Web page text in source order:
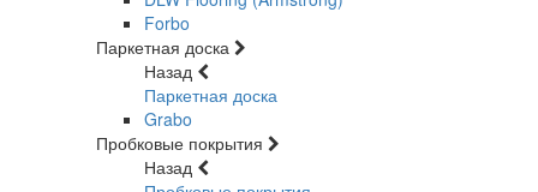
Forbo
Паркетная доска
Назад
Паркетная доска
Grabo
Пробковые покрытия
Назад